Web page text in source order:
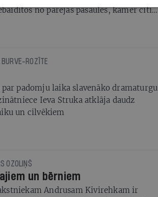
no pārējās pasaules, kamēr citi
BURVE-ROZĪTE
padomju laika slavenāko dramaturgu
Ieva Struka atklāja daudz
un cilvēkiem
OZOLIŅŠ
un bērniem
Andrusam Kivirehkam ir